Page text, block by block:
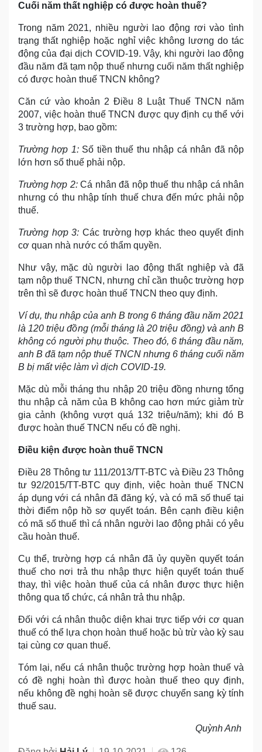
Cuối năm thất nghiệp có được hoàn thuế?
Trong năm 2021, nhiều người lao động rơi vào tình
trạng thất nghiệp hoặc nghỉ việc không lương do tác
động của đại dịch COVID-19. Vậy, khi người lao động
đầu năm đã tạm nộp thuế nhưng cuối năm thất nghiệp
có được hoàn thuế TNCN không?
Căn cứ vào khoản 2 Điều 8 Luật Thuế TNCN năm
2007, việc hoàn thuế TNCN được quy định cụ thể với
3 trường hợp, bao gồm:
Trường hợp 1:Số tiền thuế thu nhập cá nhân đã nộp
lớn hơn số thuế phải nộp.
Trường hợp 2:Cá nhân đã nộp thuế thu nhập cá nhân
nhưng có thu nhập tính thuế chưa đến mức phải nộp
thuế.
Trường hợp 3: Các trường hợp khác theo quyết định
cơ quan nhà nước có thẩm quyền.
Như vậy, mặc dù người lao động thất nghiệp và đã
tạm nộp thuế TNCN, nhưng chỉ cần thuộc trường hợp
trên thì sẽ được hoàn thuế TNCN theo quy định.
Ví dụ, thu nhập của anh B trong 6 tháng đầu năm 2021
là 120 triệu đồng (mỗi tháng là 20 triệu đồng) và anh B
không có người phụ thuộc. Theo đó, 6 tháng đầu năm,
anh B đã tạm nộp thuế TNCN nhưng 6 tháng cuối năm
B bị mất việc làm vì dịch COVID-19.
Mặc dù mỗi tháng thu nhập 20 triệu đồng nhưng tổng
thu nhập cả năm của B không cao hơn mức giảm trừ
gia cảnh (không vượt quá 132 triệu/năm); khi đó B
được hoàn thuế TNCN nếu có đề nghị.
Điều kiện được hoàn thuế TNCN
Điều 28 Thông tư 111/2013/TT-BTC và Điều 23 Thông
tư 92/2015/TT-BTC quy định, việc hoàn thuế TNCN
áp dụng với cá nhân đã đăng ký, và có mã số thuế tại
thời điểm nộp hồ sơ quyết toán. Bên cạnh điều kiện
có mã số thuế thì cá nhân người lao động phải có yêu
cầu hoàn thuế.
Cụ thể, trường hợp cá nhân đã ủy quyền quyết toán
thuế cho nơi trả thu nhập thực hiện quyết toán thuế
thay, thì việc hoàn thuế của cá nhân được thực hiện
thông qua tổ chức, cá nhân trả thu nhập.
Đối với cá nhân thuộc diện khai trực tiếp với cơ quan
thuế có thể lựa chọn hoàn thuế hoặc bù trừ vào kỳ sau
tại cùng cơ quan thuế.
Tóm lại, nếu cá nhân thuộc trường hợp hoàn thuế và
có đề nghị hoàn thì được hoàn thuế theo quy định,
nếu không đề nghị hoàn sẽ được chuyển sang kỳ tính
thuế sau.
Quỳnh Anh